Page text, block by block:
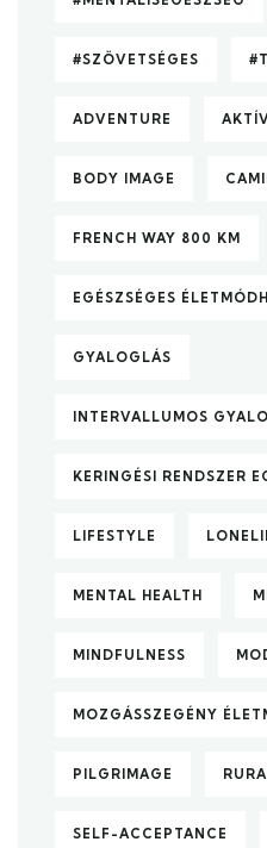
#SZÖVETSÉGES
ADVENTURE
BODY IMAGE
FRENCH WAY 800 KM
EGÉSZSÉGES
GYALOGLÁS
INTERVALLUMOS
KERINGÉSI RENDSZER
LIFESTYLE
MENTAL HEALTH
MINDFULNESS
MOZGÁSSZEGÉNY
PILGRIMAGE
SELF-ACCEPTANCE